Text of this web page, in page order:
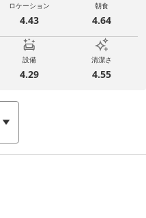
ロケーション
4.43
朝食
4.64
設備
4.29
清潔さ
4.55